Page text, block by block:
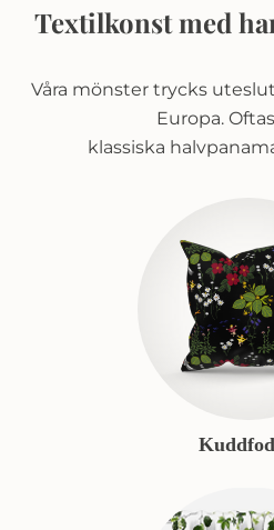
Textilkonst med
Våra mönster trycks
Europa.
klassiska